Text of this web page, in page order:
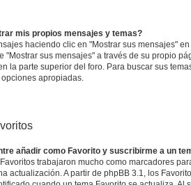
mis propios mensajes y temas?
haciendo clic en "Mostrar sus mensajes"
"Mostrar sus mensajes" a través de su propio
la parte superior del foro. Para buscar sus
apropiadas.
añadir como Favorito y suscribirme a un
trabajaron mucho como marcadores
actualización. A partir de phpBB 3.1, los